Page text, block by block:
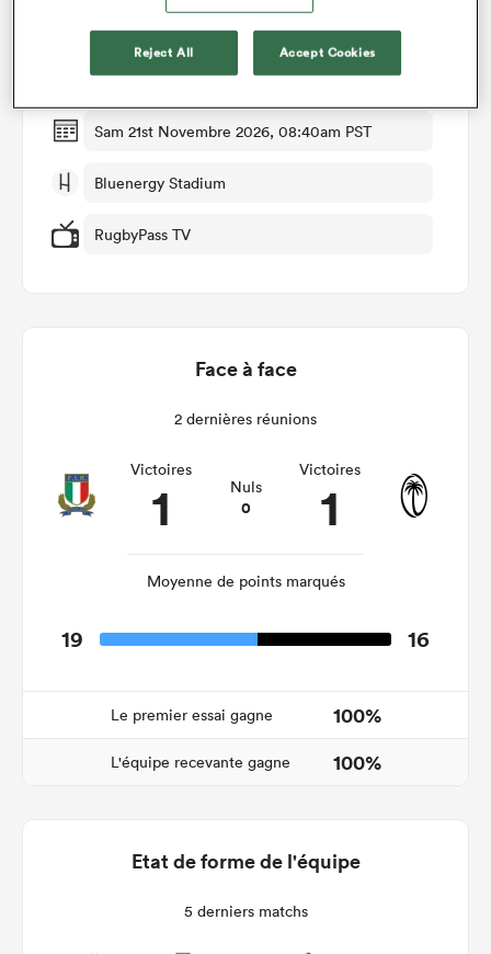
Manche 6
Sam 21st Novembre 2026, 08:40am PST
Bluenergy Stadium
RugbyPass TV
Face à face
2 dernières réunions
Victoires
1 Nuls
0
Victoires
1
Moyenne de points marqués
19 16
Le premier essai gagne 100%
L'équipe recevante gagne 100%
Etat de forme de l'équipe
5 derniers matchs
Reject All Accept Cookies